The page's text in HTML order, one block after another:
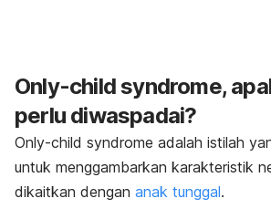
Only-child syndrome,
perlu diwaspadai?
Only-child syndrome adalah istilah
untuk menggambarkan karakteristik
dikaitkan dengan anak tunggal.